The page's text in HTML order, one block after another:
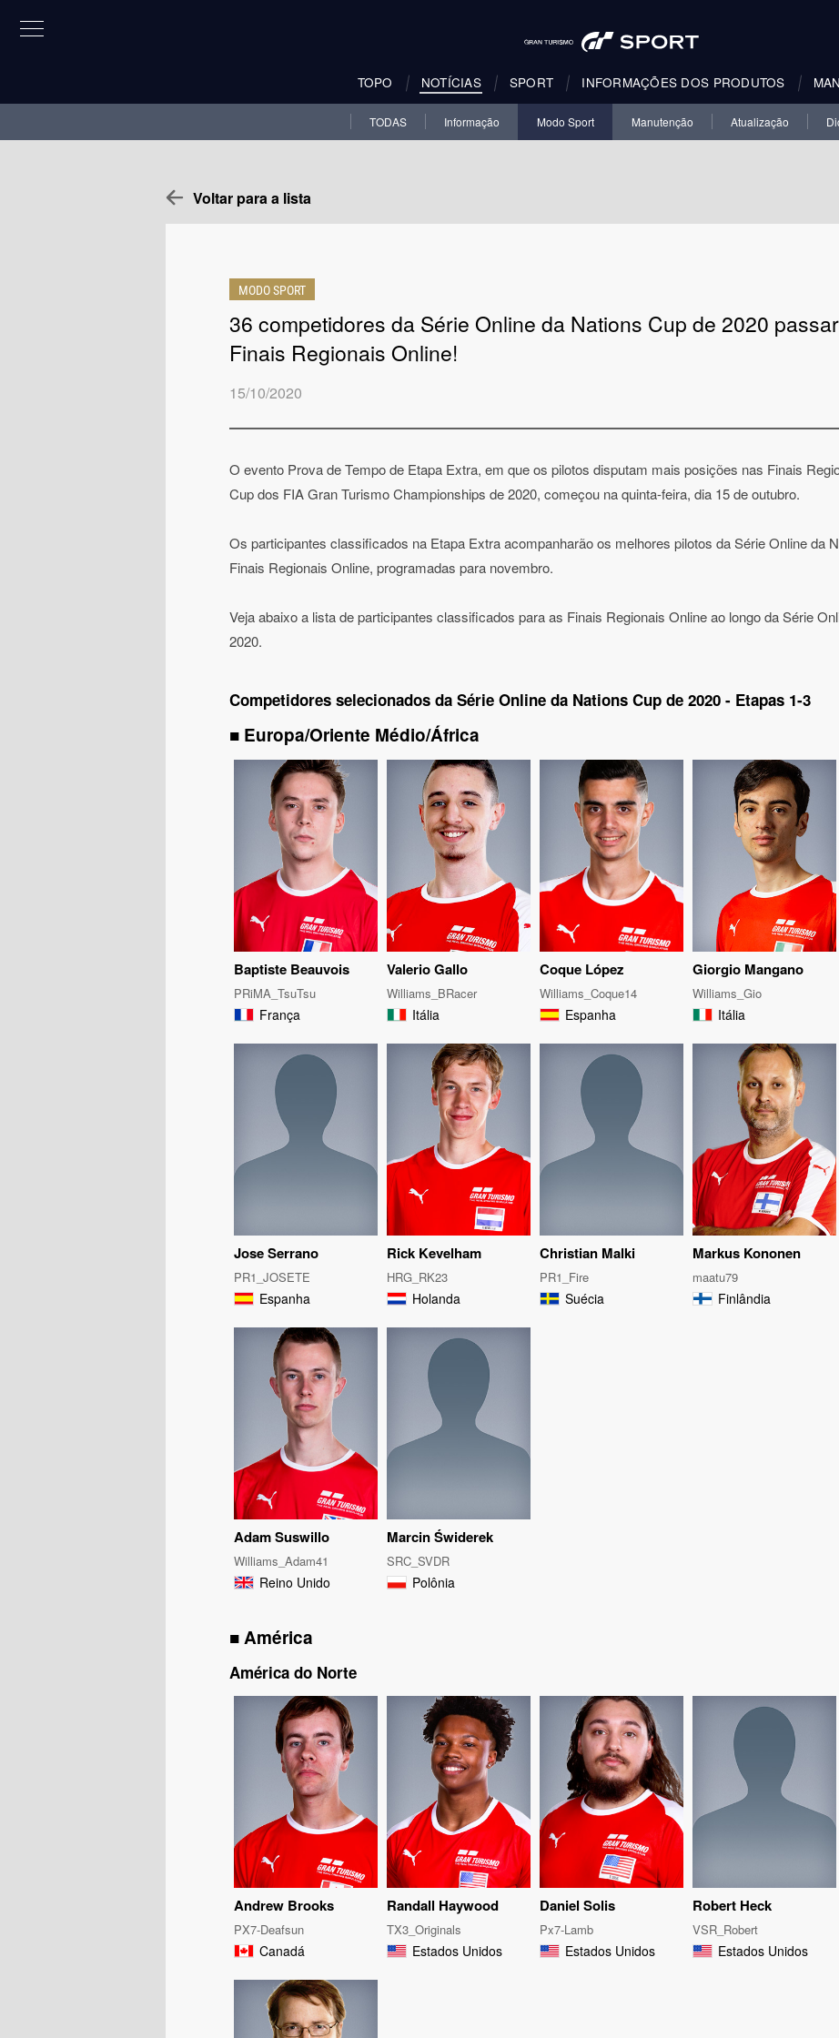
TOPO NOTÍCIAS SPORT INFORMAÇÕES DOS PRODUTOS
TODAS Informação Modo Sport Manutenção Atualização
Voltar para a lista
MODO SPORT
36 competidores da Série Online da Nations Cup de 2020
Finais Regionais Online!
15/10/2020
O evento Prova de Tempo de Etapa Extra, em que os pilotos disputam mais posições nas Finais
Cup dos FIA Gran Turismo Championships de 2020, começou na quinta-feira, dia 15 de outubro.
Os participantes classificados na Etapa Extra acompanharão os melhores pilotos da Série Online da
Finais Regionais Online, programadas para novembro.
Veja abaixo a lista de participantes classificados para as Finais Regionais Online ao longo da Série
2020.
Competidores selecionados da Série Online da Nations Cup de 2020 - Etapas 1-3
■ Europa/Oriente Médio/África
Baptiste Beauvois
PRiMA_TsuTsu
França
Valerio Gallo
Williams_BRacer
Itália
Coque López
Williams_Coque14
Espanha
Giorgio Mangano
Williams_Gio
Itália
Jose Serrano
PR1_JOSETE
Espanha
Rick Kevelham
HRG_RK23
Holanda
Christian Malki
PR1_Fire
Suécia
Markus Kononen
maatu79
Finlândia
Adam Suswillo
Williams_Adam41
Reino Unido
Marcin Świderek
SRC_SVDR
Polônia
■ América
América do Norte
Andrew Brooks
PX7-Deafsun
Canadá
Randall Haywood
TX3_Originals
Estados Unidos
Daniel Solis
Px7-Lamb
Estados Unidos
Robert Heck
VSR_Robert
Estados Unidos